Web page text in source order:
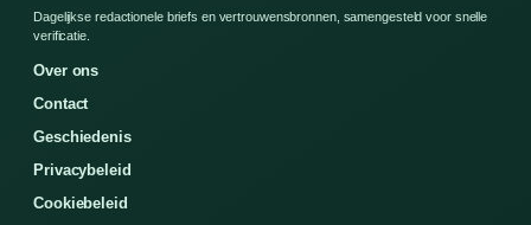
Dagelijkse redactionele briefs en vertrouwensbronnen, samengesteld voor snelle
verificatie.
Over ons
Contact
Geschiedenis
Privacybeleid
Cookiebeleid